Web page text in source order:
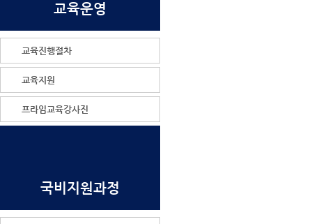
교육운영
교육진행절차
교육지원
프라임교육강사진
국비지원과정